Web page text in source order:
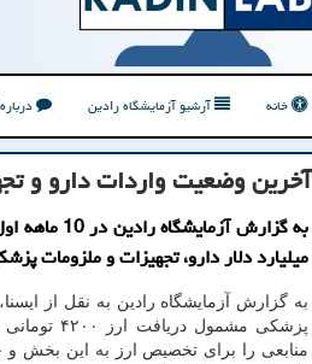
خانه آرشیو آزمایشگاه رادین
آخرین وضعیت واردات دارو و
میلیارد دلار دارو، تجهیزات و ملزومات
به گزارش آزمایشگاه رادین به نقل از
پزشکی مشمول
منابعی را برای تخصیص ارز به این بخش و